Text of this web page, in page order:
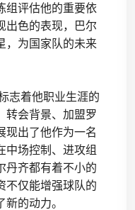
组评估他的重要依
出色的表现，巴尔
，为国家队的未来
志着他职业生涯的
转会背景、加盟罗
现出了他作为一名
中场控制、进攻组
丹齐都有着不小的
不仅能增强球队的
的动力。